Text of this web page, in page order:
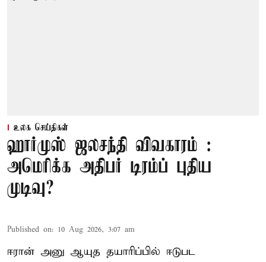
உலக செய்திகள்
ஹார்முஸ் ஜலசந்தி விவகாரம் :
அமெரிக்க அதிபர் டிரம்ப் புதிய
முடிவு?
Published on: 10 Aug 2026, 3:07 am
ஈரான் அனு ஆயுத தயாரிப்பில் ஈடுபட